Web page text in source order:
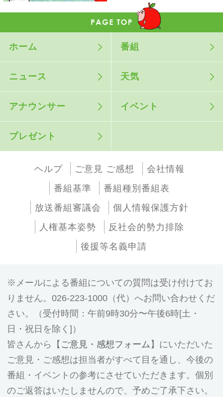
ホーム 番組
ニュース 天気
アナウンサー イベント
プレゼント
ヘルプ ご意見 ご感想
会社情報
番組基準
番組種別番組表
放送番組審議会
個人情報保護方針
人権基本姿勢
反社会的勢力排除
後援等名義申請
メールによる番組についての質問は受け付けてお
りません。026-223-1000（代）へお問い合わせくだ
さい。（受付時間：午前9時30分〜午後6時[土・
日・祝日を除く]）
皆さんから【 ご意見・感想フォーム 】にいただいた
ご意見・ご感想は担当者がすべて目を通し、今後の
番組・イベントの参考にさせていただきます。個別
のご返答はいたしませんので、予めご了承下さい。